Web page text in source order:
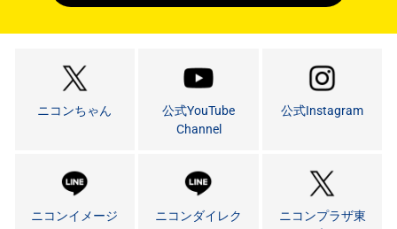
ニコンちゃん
公式YouTube
Channel
公式Instagram
ニコンイメージ
ニコンダイレク
ニコンプラザ東